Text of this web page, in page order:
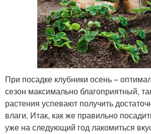
При посадке клубники осень –
сезон максимально благоприятный,
растения успевают получить
влаги. Итак, как же правильно
уже на следующий год лакомиться